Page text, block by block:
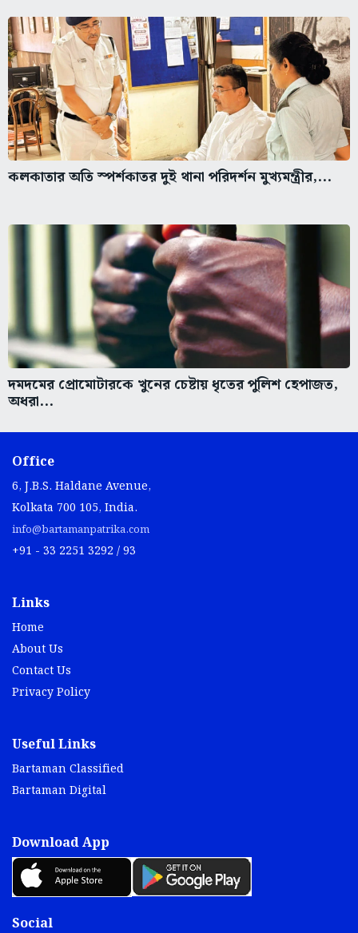
কলকাতার অতি স্পর্শকাতর দুই থানা পরিদর্শন মুখ্যমন্ত্রীর,...
দমদমের প্রোমোটারকে খুনের চেষ্টায় ধৃতের পুলিশ হেপাজত,
অধরা...
Office
6, J.B.S. Haldane Avenue,
Kolkata 700 105, India.
info@bartamanpatrika.com
+91 - 33 2251 3292 / 93
Links
Home
About Us
Contact Us
Privacy Policy
Useful Links
Bartaman Classified
Bartaman Digital
Download App
Social